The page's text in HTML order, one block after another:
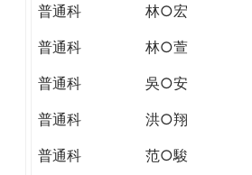
普通科
林○宏
普通科
林○萱
普通科
吳○安
普通科
洪○翔
普通科
范○駿